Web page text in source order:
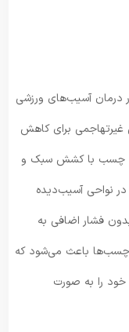
درمان آسیب‌های ورزشی
برای کاهش
چسب با کشش سبک و
نواحی آسیب‌دیده
فشار اضافی به
چسب‌ها باعث می‌شود که
خود را به صورت